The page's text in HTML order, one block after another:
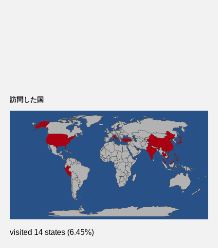
訪問した国
visited 14 states (6.45%)